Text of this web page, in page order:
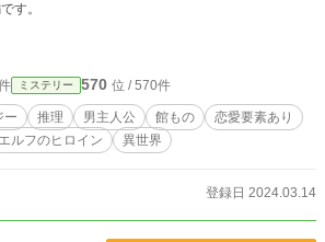
す。
ミステリー 570 位 / 570件
ー 推理 男主人公 館もの
恋愛要素あり
エルフのヒロイン 異世界
登録日 2024.03.14